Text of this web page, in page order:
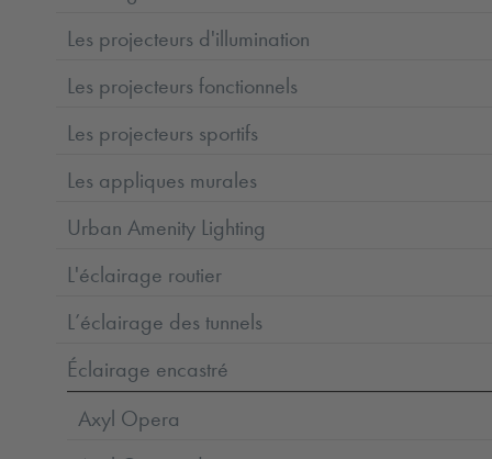
Les projecteurs d'illumination
Les projecteurs fonctionnels
Les projecteurs sportifs
Les appliques murales
Urban Amenity Lighting
L'éclairage routier
L’éclairage des tunnels
Éclairage encastré
Axyl Opera